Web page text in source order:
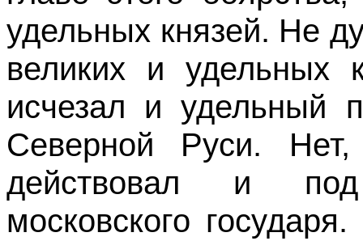
удельных князей. Не
великих и удельных
исчезал и удельный
Северной Руси.
действовал и
московского